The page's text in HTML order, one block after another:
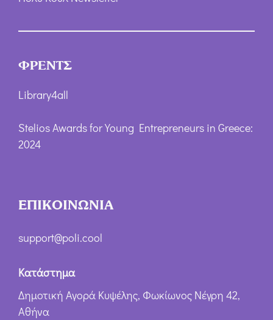
ΦΡΕΝΤΣ
Library4all
Stelios Awards for Young Entrepreneurs in Greece:
2024
ΕΠΙΚΟΙΝΩΝΙΑ
support@poli.cool
Κατάστημα
Δημοτική Αγορά Κυψέλης, Φωκίωνος Νέγρη 42,
Αθήνα